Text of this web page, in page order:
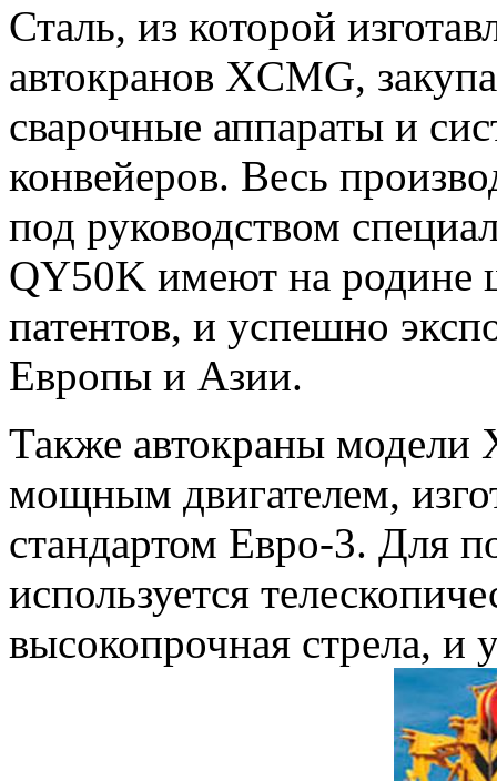
Сталь, из которой
автокранов XCMG,
сварочные аппараты и
конвейеров. Весь
под руководством
QY50K имеют на родине
патентов, и успешно
Европы и Азии.
Также автокраны
мощным двигателем,
стандартом Евро-3. Для
используется
высокопрочная стрела,